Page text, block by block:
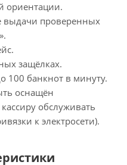
ориентации.
проверенных
защёлках.
100 банкнот в минуту.
оснащён
обслуживать
к электросети).